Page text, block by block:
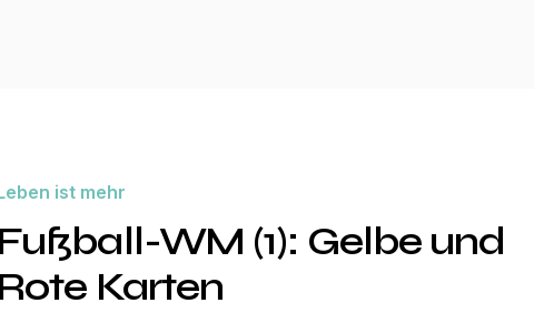
ist mehr
Fußball-WM (1): Gelbe und
Rote Karten